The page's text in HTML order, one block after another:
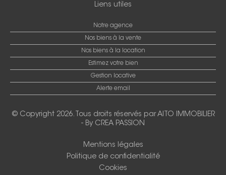
Liens utiles
Notre agence
Nos biens à la vente
Nos biens à la location
Estimez votre bien
Gestion locative
Alerte email
© Copyright 2026. Tous droits réservés parAITO IMMOBILIER
- By CREA PASSION
Mentions légales
Politique de confidentialité
Cookies